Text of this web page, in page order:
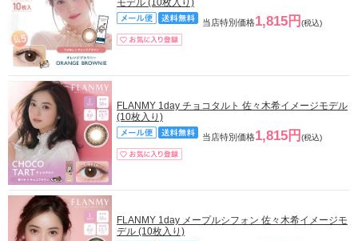
モデル (10枚入り)
当店特別価格1,815円 (税込)
FLANMY 1day チョコタルト 佐々木希イメージモデル
(10枚入り)
当店特別価格1,815円 (税込)
FLANMY 1day メープルシフォン 佐々木希イメージモ
デル (10枚入り)